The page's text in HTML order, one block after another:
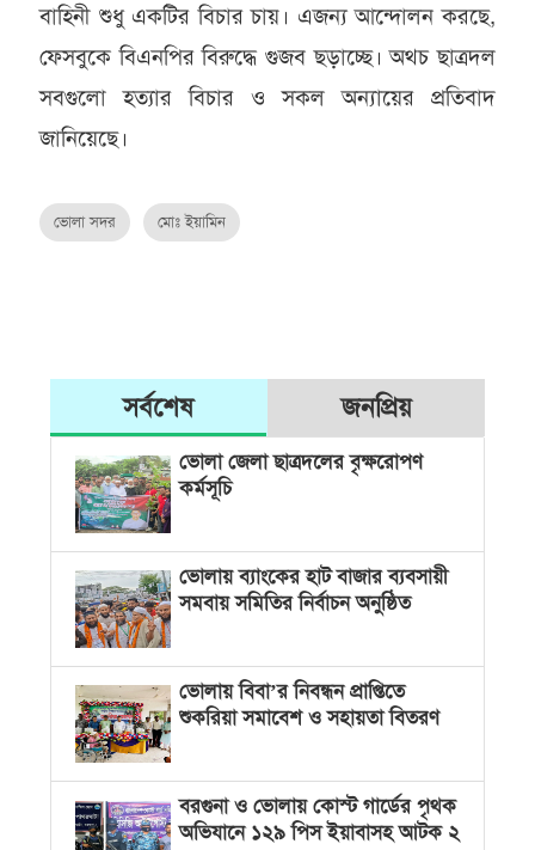
বাহিনী শুধু একটির বিচার চায়। এজন্য আন্দোলন করছে,
ফেসবুকে বিএনপির বিরুদ্ধে গুজব ছড়াচ্ছে। অথচ ছাত্রদল
সবগুলো হত্যার বিচার ও সকল অন্যায়ের প্রতিবাদ
জানিয়েছে।
ভোলা সদর মোঃ ইয়ামিন
সর্বশেষ জনপ্রিয়
ভোলা জেলা ছাত্রদলের বৃক্ষরোপণ
কর্মসূচি
ভোলায় ব্যাংকের হাট বাজার ব্যবসায়ী
সমবায় সমিতির নির্বাচন অনুষ্ঠিত
ভোলায় বিবা’র নিবন্ধন প্রাপ্তিতে
শুকরিয়া সমাবেশ ও সহায়তা বিতরণ
বরগুনা ও ভোলায় কোস্ট গার্ডের পৃথক
অভিযানে ১২৯ পিস ইয়াবাসহ আটক ২